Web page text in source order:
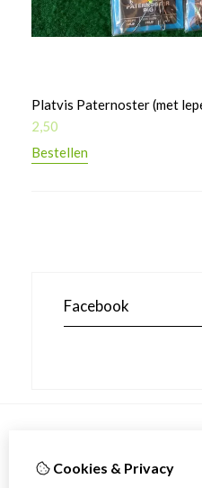
Platvis Paternoster (met
2,50
Bestellen
Facebook
Informatie
Cookies & Privacy